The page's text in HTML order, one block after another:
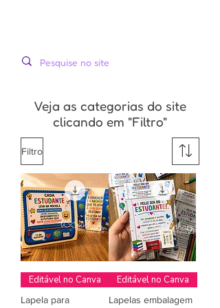
Veja as categorias do site
clicando em "Filtro"
Filtro
Editável no Canva
Lapela para
Editável no Canva
Lapelas embalagem